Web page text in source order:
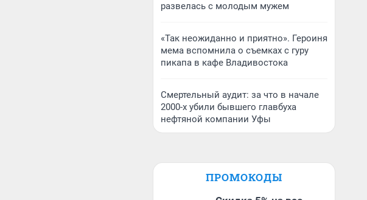
развелась с молодым мужем
«Так неожиданно и приятно». Героиня
мема вспомнила о съемках с гуру
пикапа в кафе Владивостока
Смертельный аудит: за что в начале
2000-х убили бывшего главбуха
нефтяной компании Уфы
ПРОМОКОДЫ